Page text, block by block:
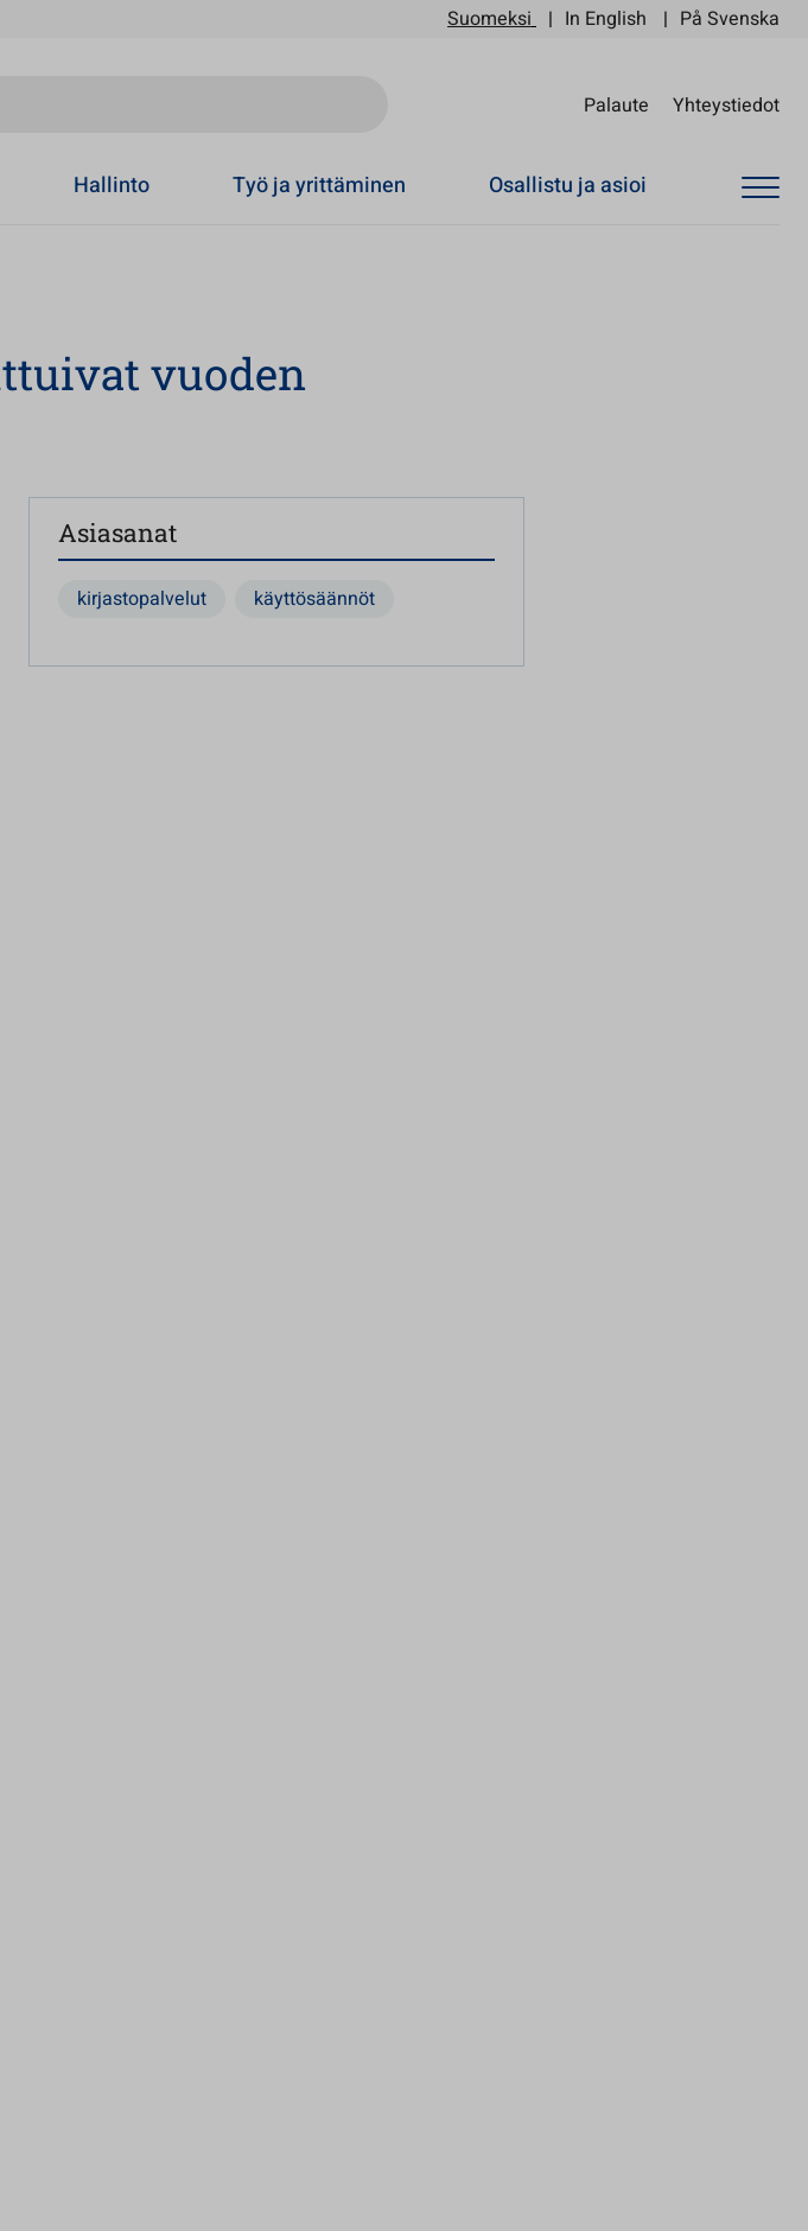
Suomeksi In English På Svenska
Palaute Yhteystiedot
Hallinto Työ ja yrittäminen Osallistu ja asioi
vuoden
Asiasanat
kirjastopalvelut käyttösäännöt